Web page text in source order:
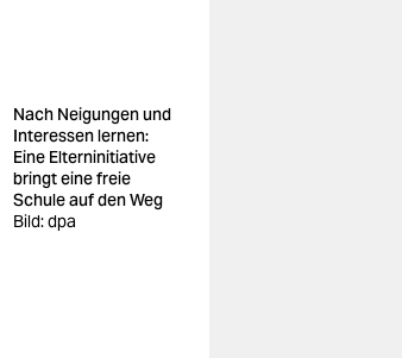
Nach Neigungen und
Interessen lernen:
Eine Elterninitiative
bringt eine freie
Schule auf den Weg
Bild: dpa